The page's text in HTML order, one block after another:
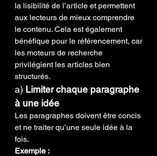
la lisibilité de l’article et permettent
aux lecteurs de mieux comprendre
le contenu. Cela est également
bénéfique pour le référencement, car
les moteurs de recherche
privilégient les articles bien
structurés.
a) Limiter chaque paragraphe
à une idée
Les paragraphes doivent être concis
et ne traiter qu’une seule idée à la
fois.
Exemple :